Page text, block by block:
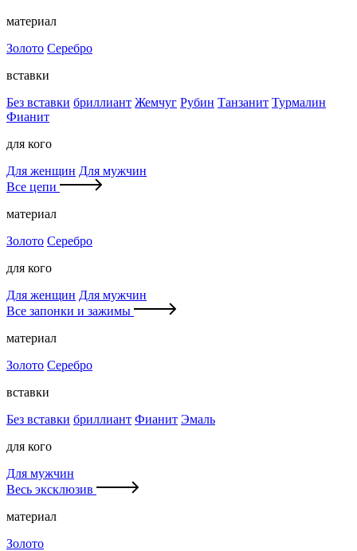
материал
Золото Серебро
вставки
Без вставки бриллиант Жемчуг Рубин Танзанит Турмалин
Фианит
для кого
Для женщин Для мужчин
Все цепи
материал
Золото Серебро
для кого
Для женщин Для мужчин
Все запонки и зажимы
материал
Золото Серебро
вставки
Без вставки бриллиант Фианит Эмаль
для кого
Для мужчин
Весь эксклюзив
материал
Золото